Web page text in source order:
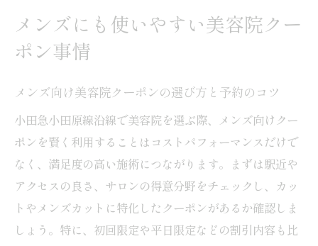
メンズにも使いやすい美容院クー
ポン事情
メンズ向け美容院クーポンの選び方と予約のコツ
小田急小田原線沿線で美容院を選ぶ際、メンズ向けクー
ポンを賢く利用することはコストパフォーマンスだけで
なく、満足度の高い施術につながります。まずは駅近や
アクセスの良さ、サロンの得意分野をチェックし、カッ
トやメンズカットに特化したクーポンがあるか確認しま
しょう。特に、初回限定や平日限定などの割引内容も比